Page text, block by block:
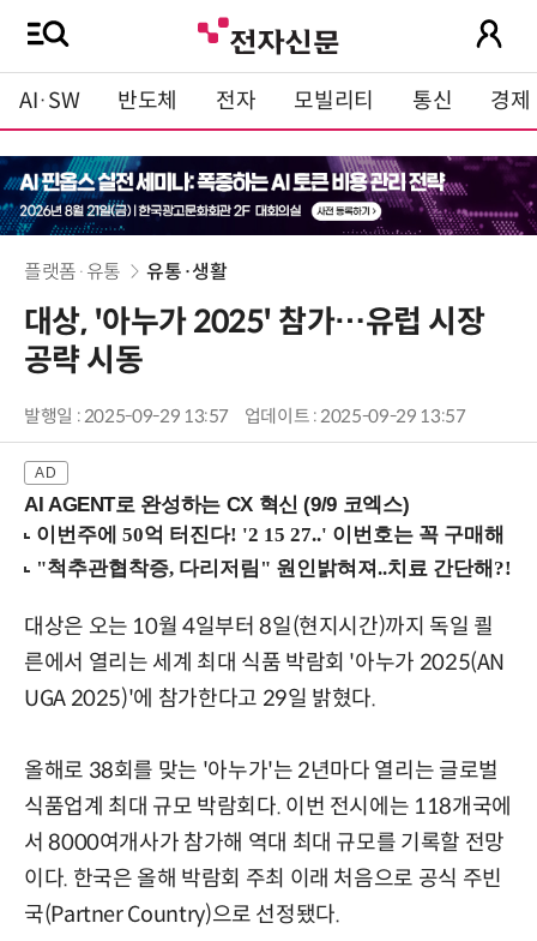
AI·SW 반도체 전자 모빌리티 통신 경제
플랫폼·유통 유통·생활
대상, '아누가 2025' 참가…유럽 시장
공략 시동
발행일 : 2025-09-29 13:57 업데이트 : 2025-09-29 13:57
AI AGENT로 완성하는 CX 혁신 (9/9 코엑스)
대상은 오는 10월 4일부터 8일(현지시간)까지 독일 쾰
른에서 열리는 세계 최대 식품 박람회 '아누가 2025(AN
UGA 2025)'에 참가한다고 29일 밝혔다.
올해로 38회를 맞는 '아누가'는 2년마다 열리는 글로벌
식품업계 최대 규모 박람회다. 이번 전시에는 118개국에
서 8000여개사가 참가해 역대 최대 규모를 기록할 전망
이다. 한국은 올해 박람회 주최 이래 처음으로 공식 주빈
국(Partner Country)으로 선정됐다.